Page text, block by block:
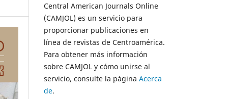
Central American Journals Online
(CAMJOL) es un servicio para
proporcionar publicaciones en
línea de revistas de Centroamérica.
Para obtener más información
sobre CAMJOL y cómo unirse al
servicio, consulte la página Acerca
de.